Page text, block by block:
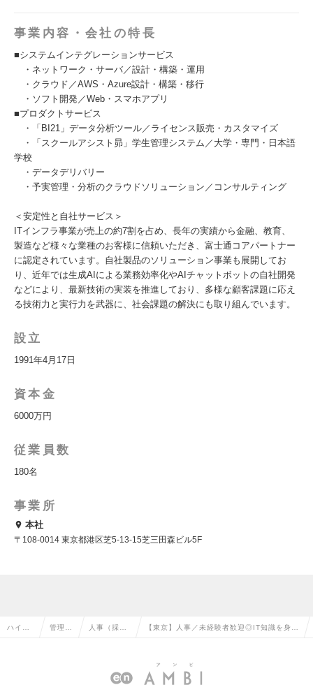
事業内容・会社の特長
■システムインテグレーションサービス
・ネットワーク・サーバ／設計・構築・運用
・クラウド／AWS・Azure設計・構築・移行
・ソフト開発／Web・スマホアプリ
■プロダクトサービス
・「BI21」データ分析ツール／ライセンス販売・カスタマイズ
・「スクールアシスト昴」学生管理システム／大学・専門・日本語
学校
・データデリバリー
・予実管理・分析のクラウドソリューション／コンサルティング
＜安定性と⾃社サービス＞
ITインフラ事業が売上の約7割を占め、⻑年の実績から金融、教育、
製造など様々な業種のお客様に信頼いただき、富⼠通コアパートナー
に認定されています。⾃社製品のソリューション事業も展開してお
り、近年では生成AIによる業務効率化やAIチャットボットの自社開発
などにより、最新技術の実装を推進しており、多様な顧客課題に応え
る技術力と実行力を武器に、社会課題の解決にも取り組んでいます。
設立
1991年4月17日
資本金
6000万円
従業員数
180名
事業所
本社
〒108-0014 東京都港区芝5-13-15芝三田森ビル5F
ハイク 管理部 人事（採
ど）の転職
【東京】人事／未経験者歓迎◎IT知識を身に
ンス推進企業の求人情報